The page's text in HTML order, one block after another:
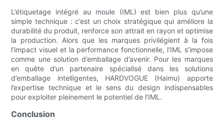
L’étiquetage intégré au moule (IML) est bien plus qu’une
simple technique : c’est un choix stratégique qui améliore la
durabilité du produit, renforce son attrait en rayon et optimise
la production. Alors que les marques privilégient à la fois
l’impact visuel et la performance fonctionnelle, l’IML s’impose
comme une solution d’emballage d’avenir. Pour les marques
en quête d’un partenaire spécialisé dans les solutions
d’emballage intelligentes, HARDVOGUE (Haimu) apporte
l’expertise technique et le sens du design indispensables
pour exploiter pleinement le potentiel de l’IML.
Conclusion